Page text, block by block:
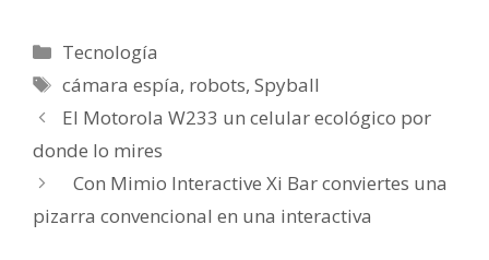
Categorías
Tecnología
Etiquetas
cámara espía, robots,Spyball
El Motorola W233 un celular ecológico por
donde lo mires
Con Mimio Interactive Xi Bar conviertes una
pizarra convencional en una interactiva